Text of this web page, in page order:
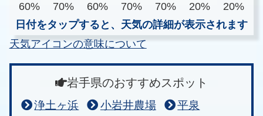
60%
70% 60% 70% 70% 20%
20%
日付をタップすると、天気の詳細が表示されます
天気アイコンの意味について
岩手県のおすすめスポット
浄土ヶ浜 小岩井農場
平泉